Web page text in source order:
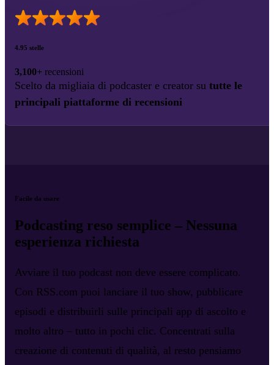
4.95 stelle
3,100+ recensioni
Scelto da migliaia di podcaster e creator su tutte le
principali piattaforme di recensioni
Facile da usare
Podcasting reso semplice – Nessuna
esperienza richiesta
Avviare il tuo podcast non deve essere complicato.
Con RSS.com puoi lanciare il tuo show, pubblicare
episodi e distribuirli sulle principali app di ascolto e
molto altro – tutto in pochi clic. Concentrati sulla
creazione di contenuti di qualità, al resto pensiamo